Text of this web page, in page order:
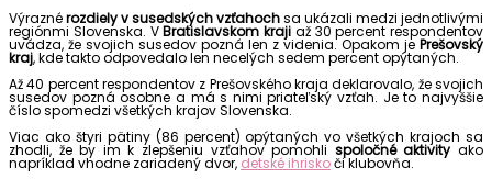
Výraznérozdiely v susedských vzťahochsa ukázali medzi jednotlivými
regiónmi Slovenska. VBratislavskom kraji až 30 percent respondentov
uvádza, že svojich susedov pozná len z videnia. Opakom je Prešovský
kraj, kde takto odpovedalo len necelých sedem percent opýtaných.
Až 40 percent respondentov z Prešovského kraja deklarovalo, že svojich
susedov pozná osobne a má s nimi priateľský vzťah. Je to najvyššie
číslo spomedzi všetkých krajov Slovenska.
Viac ako štyri pätiny (86 percent) opýtaných vo všetkých krajoch sa
zhodli, že by im k zlepšeniu vzťahov pomohli spoločné aktivity ako
napríklad vhodne zariadený dvor, detské ihriskoči klubovňa.